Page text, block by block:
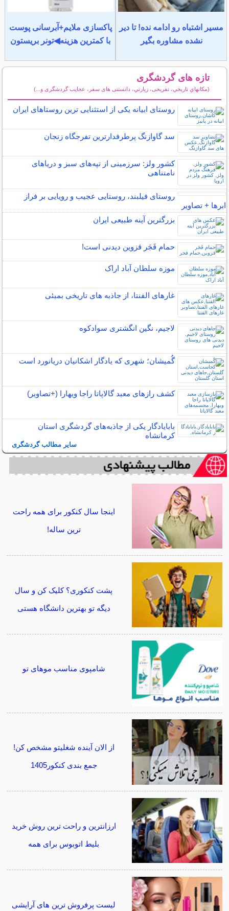
مسیر اشتباه رو ادامه نده! تا دیر
نشده مشاوره بگیر
پاکسازی ملایم+آبرسانی پوست
با کمترین هزینه◀تونر بریستون
تازه های گردشگری
(مكانهاي تاريخي، تفریحی، زيارتي، دانستنی های سفر، عجایب گردشگری و...)
روستای ابیانه یکی از استثنایی ‏ترین روستاهای ایران
سد گاوازنگ پرطرفدارترین تفرجگاه زنجان
کشور ولز: سرزمینی از تپه‌های سبز و دریاهای
نامتناهی
روستای فیلبند، روستایی عجیب و رویایی بر فراز
ابرها + تصاویر
بزرگترین آینه طبیعی ایران
حمام قَجَر قزوین دیدنی است!
موزه سلطان آباد اراک
غارهای الفنتا، از جاذبه های تاریخی بمبئی
لاجیم، نگین انگشتری سوادکوه
گُمیشان؛ شهری که یادگار اشکانیان دریانورد است
کشف رازهای معبد گالاپاتا راجا ویهارا (+تصاویر)
بابایادگار یکی از جاذبه‌های گردشگری استان
کرمانشاه
سایر مطالب گردشگری
اینجا سال کنکور برای همه راحت
ترین ساله!
پشت کنکوری؟ کلیک کن و سال
دیگه تو بهترین دانشگاه هستی
شامپوی مناسب موهای تو
از الان آینده شغلیتو مشخص کن!
جمع بندی کنکور1405
ارزانترین و راحت ترین روش خرید
بلیط اتوبوس برای همه
لیست پرفروش ترین های آرایشی